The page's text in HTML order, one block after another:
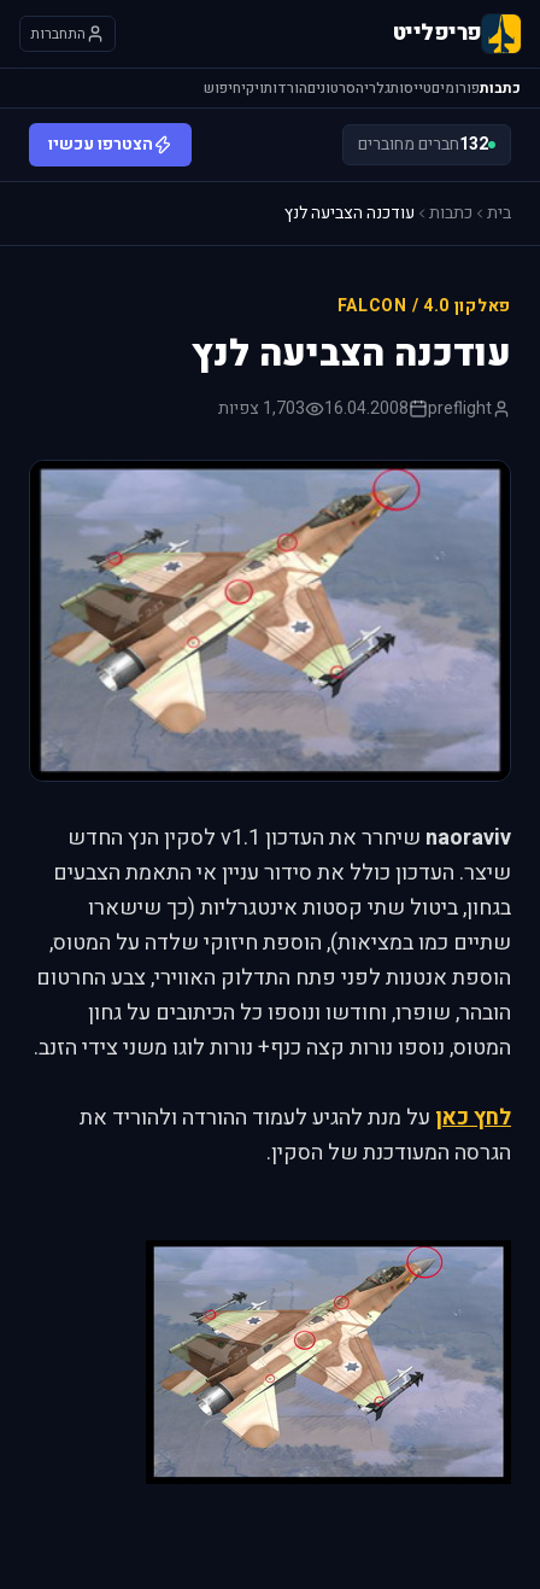
פריפלייט התחברות
כתבותפורומיםטייסותגלריהסרטוניםהורדותויקיחיפוש
132חברים מחוברים הצטרפו עכשיו
בית כתבות עודכנה הצביעה לנץ
פאלקון 4.0 / FALCON
עודכנה הצביעה לנץ
preflight
16.04.2008 1,703 צפיות
naoraviv
שיחרר את העדכון v1.1 לסקין הנץ החדש
שיצר. העדכון כולל את סידור עניין אי התאמת הצבעים
בגחון, ביטול שתי קסטות אינטגרליות (כך שישארו
שתיים כמו במציאות), הוספת חיזוקי שלדה על המטוס,
הוספת אנטנות לפני פתח התדלוק האווירי, צבע החרטום
הובהר, שופרו, וחודשו ונוספו כל הכיתובים על גחון
המטוס, נוספו נורות קצה כנף+ נורות לוגו משני צידי הזנב.
לחץ כאן על מנת להגיע לעמוד ההורדה ולהוריד את
הגרסה המעודכנת של הסקין.